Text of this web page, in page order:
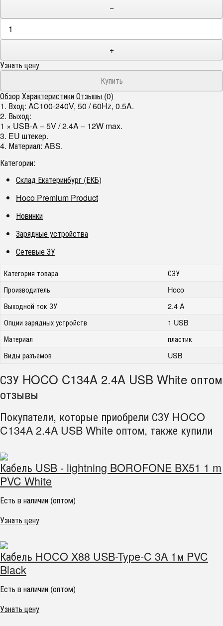
−
+
Узнать цену
ОбзорХарактеристикиОтзывы (0)
1. Вход: AC100-240V, 50 / 60Hz, 0.5A.
2. Выход:
1 × USB-A – 5V / 2.4A – 12W max.
3. EU штекер.
4. Материал: ABS.
Категории:
Склад Екатеринбург (ЕКБ)
Hoco Premium Product
Новинки
Зарядные устройства
Сетевые ЗУ
Категория товара
СЗУ
Производитель
Hoco
Выходной ток ЗУ
2.4 A
Опции зарядных устройств
1 USB
Материал
пластик
Виды разъемов
USB
СЗУ HOCO C134A 2.4A USB White оптом
отзывы
Покупатели, которые приобрели СЗУ HOCO
C134A 2.4A USB White оптом, также купили
Кабель USB - lightning BOROFONE BX51 1 m
PVC White
Есть в наличии (оптом)
Узнать цену
Кабель HOCO X88 USB-Type-C 3A 1м PVC
Black
Есть в наличии (оптом)
Узнать цену